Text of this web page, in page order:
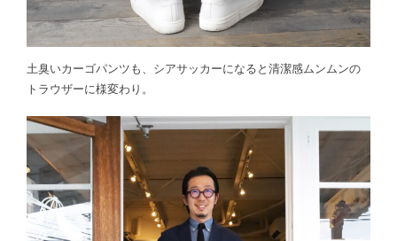
土臭いカーゴパンツも、シアサッカーになると清潔感ムンムンの
トラウザーに様変わり。